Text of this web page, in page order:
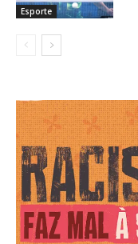
Esporte